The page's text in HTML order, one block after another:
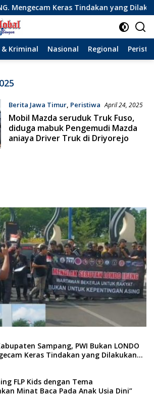
Keras Tindakan yang Dilakukan
Kriminal Nasional Regional
Berita Jawa Timur, Peristiwa April 24, 2025
Mobil Mazda seruduk Truk Fuso,
diduga mabuk Pengemudi Mazda
aniaya Driver Truk di Driyorejo
Sampang, PWI Bukan LONDO
Keras Tindakan yang Dilakukan
FLP Kids dengan Tema
Minat Baca Pada Anak Usia Dini”